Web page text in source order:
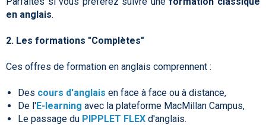
en anglais.
2. Les formations "Complètes"
Ces offres de formation en anglais comprennent :
Des cours d'anglais en face à face ou à distance,
De l'E-learning avec la plateforme MacMillan Campus,
Le passage du PIPPLET FLEX d'anglais.